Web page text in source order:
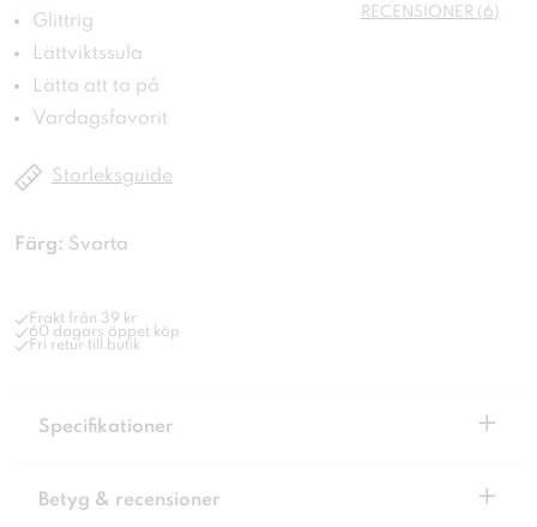
Glittrig
Lättviktssula
Lätta att ta på
Vardagsfavorit
RECENSIONER (6)
Storleksguide
Färg: Svarta
Frakt från 39 kr
60 dagars öppet köp
Fri retur till butik
Specifikationer +
Betyg & recensioner +